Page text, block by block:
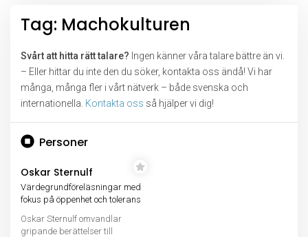
Tag: Machokulturen
Svårt att hitta rätt talare? Ingen känner våra talare bättre än vi.
– Eller hittar du inte den du söker, kontakta oss ändå! Vi har
många, många fler i vårt nätverk – både svenska och
internationella. Kontakta oss så hjälper vi dig!
Personer
Oskar Sternulf
Värdegrundföreläsningar med
fokus på öppenhet och tolerans
Oskar Sternulf omvandlar
gripande berättelser till